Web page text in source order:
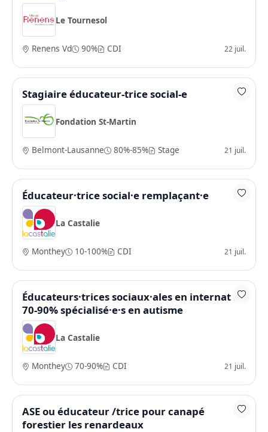
Le Tournesol
Renens Vd 90% CDI 22 juil.
Stagiaire éducateur-trice social-e
Fondation St-Martin
Belmont-Lausanne 80%-85% Stage 21 juil.
Éducateur·trice social·e remplaçant·e
La Castalie
Monthey 10-100% CDI 21 juil.
Éducateurs·trices sociaux·ales en internat à
70-90% spécialisé·e·s en autisme
La Castalie
Monthey 70-90% CDI 21 juil.
ASE ou éducateur /trice pour canapé
forestier les renardeaux